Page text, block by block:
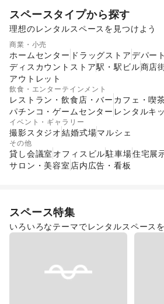
スペースタイプから探す
理想のレンタルスペースを見つけよう
ショッピングモール
ギャラリー・貸し画廊
商業・小売
ホームセンター ドラッグストアデパー
ディスカウントストア駅・駅ビル商店
アウトレット
飲食・エンターテインメント
レストラン・飲食店・バー カフェ・喫
パチンコ・ゲームセンター レンタルキ
イベント・ギャラリー
撮影スタジオ結婚式場マルシェ
その他
貸し会議室 オフィスビル駐車場住宅展
サロン・美容室 店内広告・看板
スペース特集
いろいろなテーマでレンタルスペース